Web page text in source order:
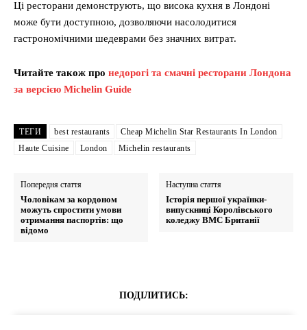
Ці ресторани демонструють, що висока кухня в Лондоні
може бути доступною, дозволяючи насолодитися
гастрономічними шедеврами без значних витрат.
Читайте також про недорогі та смачні ресторани Лондона
за версією Michelin Guide
ТЕГИ best restaurants
Cheap Michelin Star Restaurants In London
Haute Cuisine
London Michelin restaurants
Попередня стаття
Чоловікам за кордоном
можуть спростити умови
отримання паспортів: що
відомо
Наступна стаття
Історія першої українки-
випускниці Королівського
коледжу ВМС Британії
ПОДІЛИТИСЬ: